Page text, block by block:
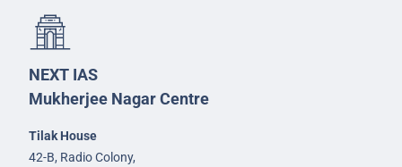
NEXT IAS
Mukherjee Nagar Centre
Tilak House
42-B, Radio Colony,